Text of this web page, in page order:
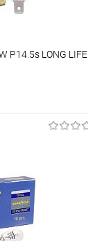
P14.5s LONG LIFE
Сравнение
В наличии